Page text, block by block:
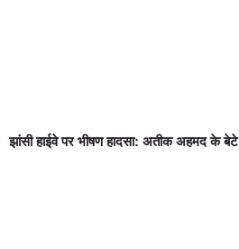
झांसी हाईवे पर भीषण हादसा: अतीक अहमद के